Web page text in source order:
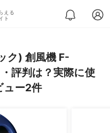
える
ト
ク) 創風機 F-
評判は？実際に使
ュー2件